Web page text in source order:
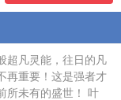
超凡灵能，往日的凡
再重要！这是强者才
所未有的盛世！ 叶